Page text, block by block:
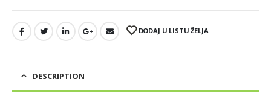
DODAJ U LISTU ŽELJA
DESCRIPTION